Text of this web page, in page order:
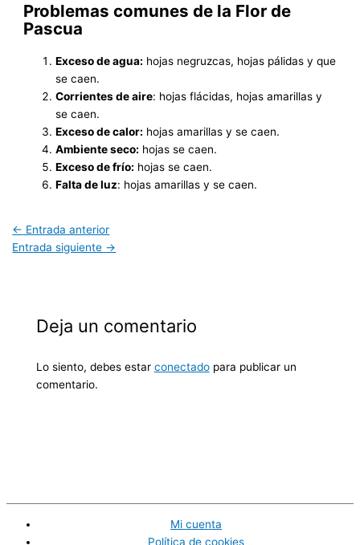
Problemas comunes de la Flor de
Pascua
Exceso de agua: hojas negruzcas, hojas pálidas y que
se caen.
Corrientes de aire: hojas flácidas, hojas amarillas y
se caen.
Exceso de calor: hojas amarillas y se caen.
Ambiente seco: hojas se caen.
Exceso de frío: hojas se caen.
Falta de luz: hojas amarillas y se caen.
← Entrada anterior
Entrada siguiente →
Deja un comentario
Lo siento, debes estar conectadopara publicar un
comentario.
Mi cuenta
Política de cookies